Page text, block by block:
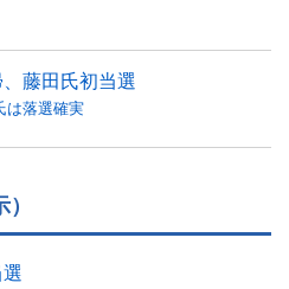
藤田氏初当選
は落選確実